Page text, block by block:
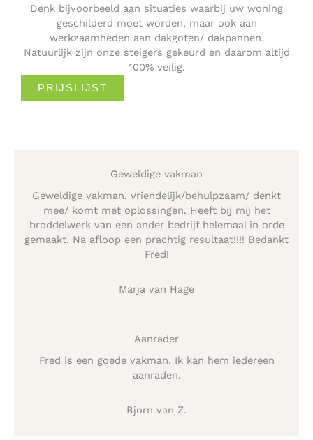
Denk bijvoorbeeld aan situaties waarbij uw woning
geschilderd moet worden, maar ook aan
werkzaamheden aan dakgoten/ dakpannen.
Natuurlijk zijn onze steigers gekeurd en daarom altijd
100% veilig.
PRIJSLIJST
Geweldige vakman
Geweldige vakman, vriendelijk/behulpzaam/ denkt
mee/ komt met oplossingen. Heeft bij mij het
broddelwerk van een ander bedrijf helemaal in orde
gemaakt. Na afloop een prachtig resultaat!!!! Bedankt
Fred!
Marja van Hage
Aanrader
Fred is een goede vakman. Ik kan hem iedereen
aanraden.
Bjorn van Z.